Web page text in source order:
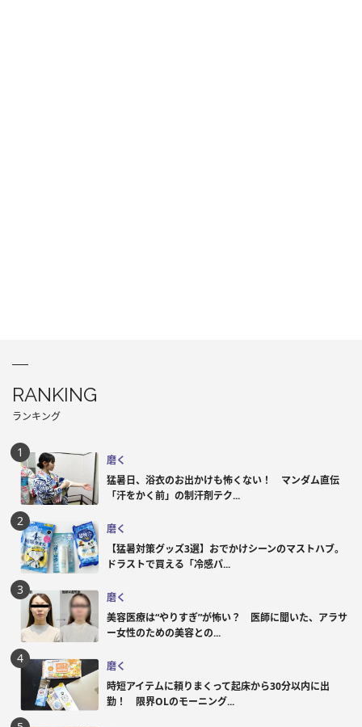
RANKING
ランキング
磨く
猛暑日、浴衣のお出かけも怖くない！ マンダム直伝
「汗をかく前」の制汗剤テク...
磨く
【猛暑対策グッズ3選】おでかけシーンのマストハブ。
ドラストで買える「冷感パ...
磨く
美容医療は“やりすぎ”が怖い？ 医師に聞いた、アラサ
ー女性のための美容との...
磨く
時短アイテムに頼りまくって起床から30分以内に出
勤！ 限界OLのモーニング...